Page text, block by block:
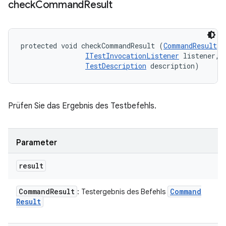
checkCommandResult
protected void checkCommandResult (CommandResult
ITestInvocationListener listener,
TestDescription description)
Prüfen Sie das Ergebnis des Testbefehls.
Parameter
result
CommandResult : Testergebnis des Befehls Command
Result